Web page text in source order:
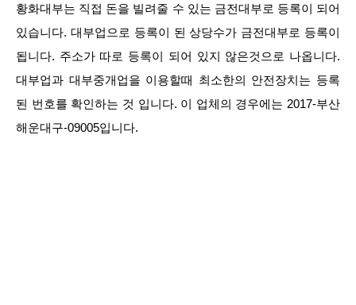
황화대부는 직접 돈을 빌려줄 수 있는 금전대부로 등록이 되어
있습니다. 대부업으로 등록이 된 상당수가 금전대부로 등록이
됩니다. 주소가 따로 등록이 되어 있지 않은것으로 나옵니다.
대부업과 대부중개업을 이용할때 최소한의 안전장치는 등록
된 번호를 확인하는 것 입니다. 이 업체의 경우에는 2017-부산
해운대구-09005입니다.